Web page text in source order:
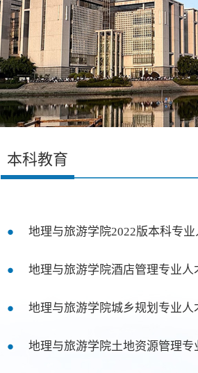
本科教育
地理与旅游学院2022版本科专
地理与旅游学院酒店管理专业人
地理与旅游学院城乡规划专业人
地理与旅游学院土地资源管理专